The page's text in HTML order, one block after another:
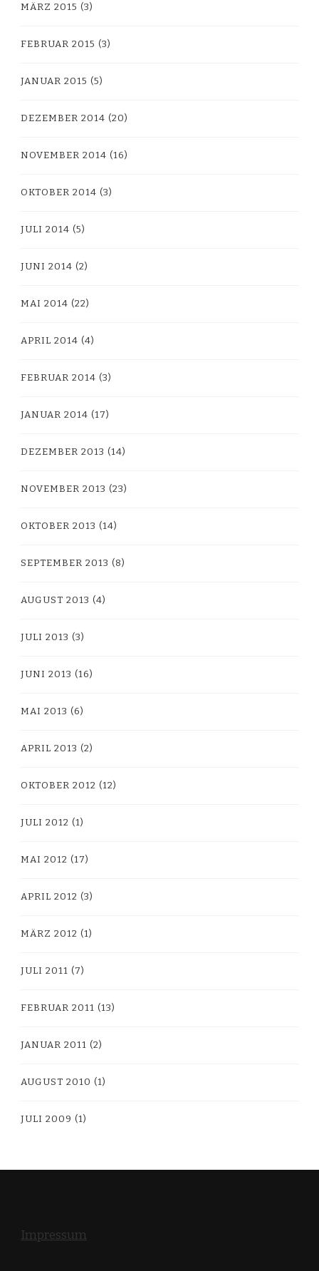
MÄRZ 2015 (3)
FEBRUAR 2015 (3)
JANUAR 2015 (5)
DEZEMBER 2014 (20)
NOVEMBER 2014 (16)
OKTOBER 2014 (3)
JULI 2014 (5)
JUNI 2014 (2)
MAI 2014 (22)
APRIL 2014 (4)
FEBRUAR 2014 (3)
JANUAR 2014 (17)
DEZEMBER 2013 (14)
NOVEMBER 2013 (23)
OKTOBER 2013 (14)
SEPTEMBER 2013 (8)
AUGUST 2013 (4)
JULI 2013 (3)
JUNI 2013 (16)
MAI 2013 (6)
APRIL 2013 (2)
OKTOBER 2012 (12)
JULI 2012 (1)
MAI 2012 (17)
APRIL 2012 (3)
MÄRZ 2012 (1)
JULI 2011 (7)
FEBRUAR 2011 (13)
JANUAR 2011 (2)
AUGUST 2010 (1)
JULI 2009 (1)
Impressum